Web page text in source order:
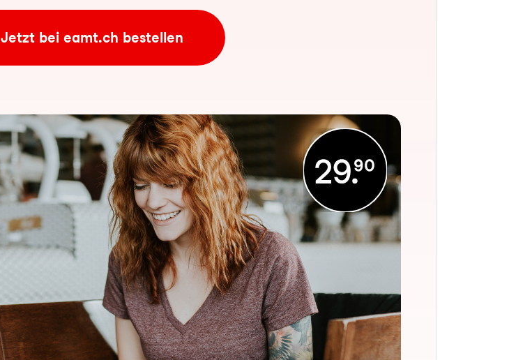
Jetzt bei eamt.ch bestellen